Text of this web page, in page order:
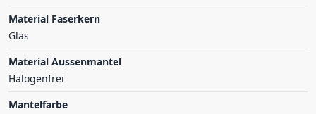
Material Faserkern
Glas
Material Aussenmantel
Halogenfrei
Mantelfarbe